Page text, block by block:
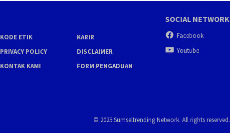
KODE ETIK
KARIR
PRIVACY POLICY
DISCLAIMER
KONTAK KAMI
FORM PENGADUAN
SOCIAL NETWORK
Facebook
Youtube
© 2025 Sumseltrending Network. All rights reserved.